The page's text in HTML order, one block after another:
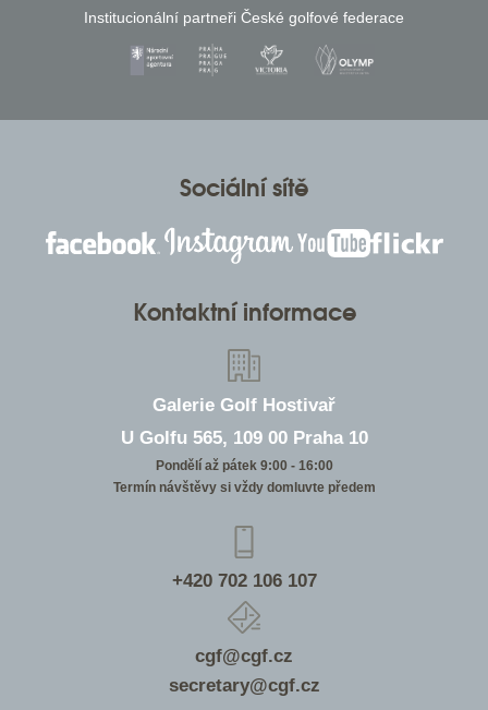
Institucionální partneři České golfové federace
Sociální sítě
Kontaktní informace
Galerie Golf Hostivař
U Golfu 565, 109 00 Praha 10
Pondělí až pátek 9:00 - 16:00
Termín návštěvy si vždy domluvte předem
+420 702 106 107
cgf@cgf.cz
secretary@cgf.cz